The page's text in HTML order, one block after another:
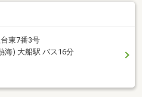
東7番3号
海) 大船駅 バス16分